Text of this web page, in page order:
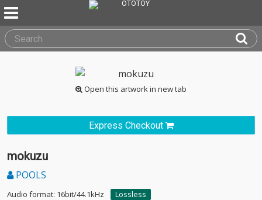
Open this artwork in new tab
Express Checkout
mokuzu
POOLS
Audio format: 16bit/44.1kHz
Lossless